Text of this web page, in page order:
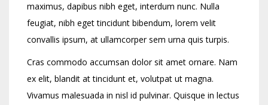
maximus, dapibus nibh eget, interdum nunc. Nulla
feugiat, nibh eget tincidunt bibendum, lorem velit
convallis ipsum, at ullamcorper sem urna quis turpis.
Cras commodo accumsan dolor sit amet ornare. Nam
ex elit, blandit at tincidunt et, volutpat ut magna.
Vivamus malesuada in nisl id pulvinar. Quisque in lectus